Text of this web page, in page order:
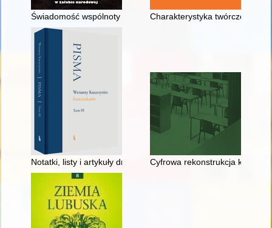
Świadomość wspólnoty narodowej : pamięć o powstaniu
Charakterystyka twórczości
Notatki, listy i artykuły drukowane w czasopismach
Cyfrowa rekonstrukcja